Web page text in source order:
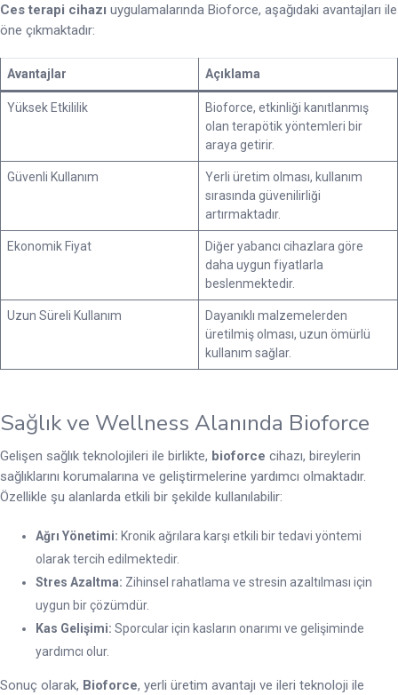
Ces terapi cihazı uygulamalarında Bioforce, aşağıdaki avantajları ile
öne çıkmaktadır:
Avantajlar Açıklama
Yüksek Etkililik
Bioforce, etkinliği kanıtlanmış
olan terapötik yöntemleri bir
araya getirir.
Güvenli Kullanım
Yerli üretim olması, kullanım
sırasında güvenilirliği
artırmaktadır.
Ekonomik Fiyat
Diğer yabancı cihazlara göre
daha uygun fiyatlarla
beslenmektedir.
Uzun Süreli Kullanım
Dayanıklı malzemelerden
üretilmiş olması, uzun ömürlü
kullanım sağlar.
Sağlık ve Wellness Alanında Bioforce
Gelişen sağlık teknolojileri ile birlikte, bioforce cihazı, bireylerin
sağlıklarını korumalarına ve geliştirmelerine yardımcı olmaktadır.
Özellikle şu alanlarda etkili bir şekilde kullanılabilir:
Ağrı Yönetimi: Kronik ağrılara karşı etkili bir tedavi yöntemi
olarak tercih edilmektedir.
Stres Azaltma: Zihinsel rahatlama ve stresin azaltılması için
uygun bir çözümdür.
Kas Gelişimi: Sporcular için kasların onarımı ve gelişiminde
yardımcı olur.
Sonuç olarak, Bioforce, yerli üretim avantajı ve ileri teknoloji ile